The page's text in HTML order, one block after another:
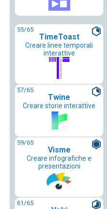
55/65
TimeToast
Creare linee temporali
interattive
57/65
Twine
Creare storie interattive
59/65
Visme
Creare infografiche e
presentazioni
61/65